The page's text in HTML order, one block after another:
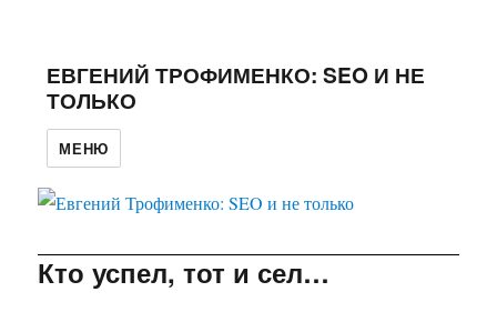
ЕВГЕНИЙ ТРОФИМЕНКО: SEO И НЕ
ТОЛЬКО
МЕНЮ
Кто успел, тот и сел…